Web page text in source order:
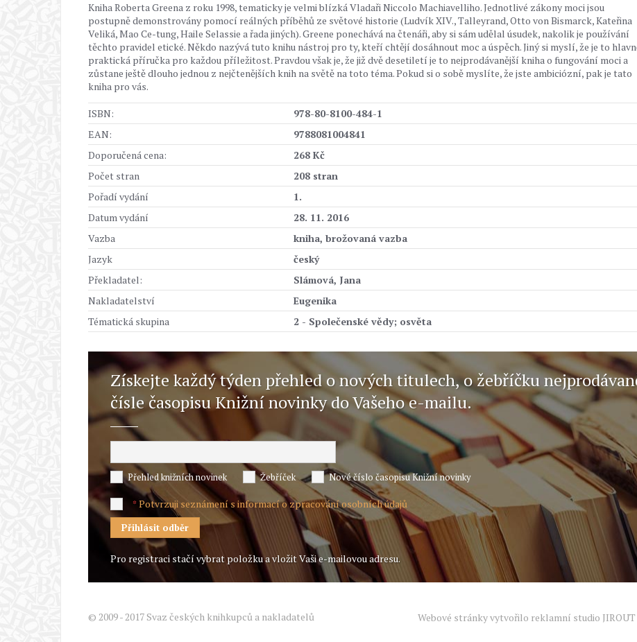
Kniha Roberta Greena z roku 1998, tematicky je velmi blízká Vladaři Niccolo Machiavelliho. Jednotlivé zákony moci jsou
postupně demonstrovány pomocí reálných příběhů ze světové historie (Ludvík XIV., Talleyrand, Otto von Bismarck, Kateřina
Veliká, Mao Ce-tung, Haile Selassie a řada jiných). Greene ponechává na čtenáři, aby si sám udělal úsudek, nakolik je používání
těchto pravidel etické. Někdo nazývá tuto knihu nástroj pro ty, kteří chtějí dosáhnout moc a úspěch. Jiný si myslí, že je to
praktická příručka pro každou příležitost. Pravdou však je, že již dvě desetiletí je to nejprodávanější kniha o fungování moci a
zůstane ještě dlouho jednou z nejčtenějších knih na světě na toto téma. Pokud si o sobě myslíte, že jste ambiciózní, pak je tato
kniha pro vás.
ISBN:
978-80-8100-484-1
EAN:
9788081004841
Doporučená cena:
268 Kč
Počet stran
208 stran
Pořadí vydání
1.
Datum vydání
28. 11. 2016
Vazba
kniha, brožovaná vazba
Jazyk
český
Překladatel:
Slámová, Jana
Nakladatelství
Eugenika
Tématická skupina
2 - Společenské vědy; osvěta
Získejte každý týden přehled o nových titulech, o žebříčku
čísle časopisu Knižní novinky do Vašeho e-mailu.
Přehled knižních novinek Žebříček Nové číslo časopisu Knižní novinky
*Potvrzuji seznámení s informací o zpracování osobních údajů
Pro registraci stačí vybrat položku a vložit Vaši e-mailovou adresu.
© 2009 - 2017 Svaz českých knihkupců a nakladatelů Webové stránky vytvořilo reklamní studio